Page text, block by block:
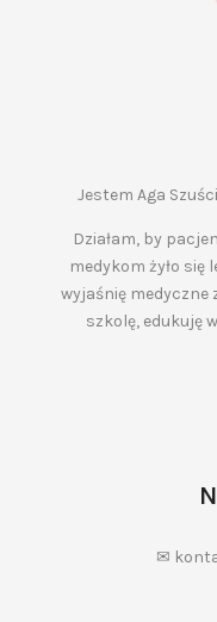
Jestem Aga
Działam, by
medykom żyło się
wyjaśnię medyczne
szkolę, edukuję
✉